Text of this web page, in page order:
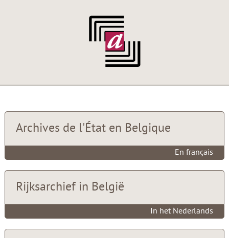
Archives de l'État en Belgique
En français
Rijksarchief in België
In het Nederlands